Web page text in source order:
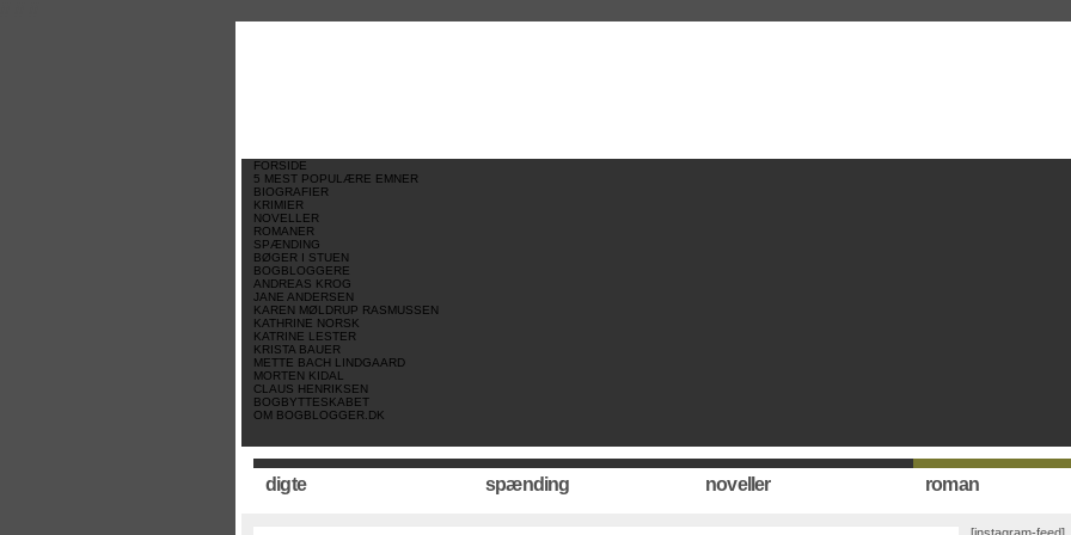
FORSIDE
5 MEST POPULÆRE EMNER
BIOGRAFIER
KRIMIER
NOVELLER
ROMANER
SPÆNDING
BØGER I STUEN
BOGBLOGGERE
ANDREAS KROG
JANE ANDERSEN
KAREN MØLDRUP RASMUSSEN
KATHRINE NORSK
KATRINE LESTER
KRISTA BAUER
METTE BACH LINDGAARD
MORTEN KIDAL
CLAUS HENRIKSEN
BOGBYTTESKABET
OM BOGBLOGGER.DK
digte spænding noveller roman